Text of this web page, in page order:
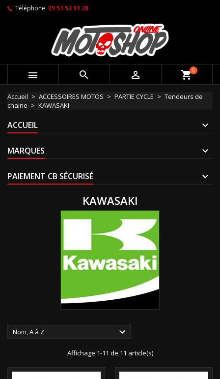
Téléphone: 09 51 53 91 20
   shopping_cart0
Accueil ACCESSOIRES MOTOS PARTIE CYCLE
Tendeurs de
chaine
KAWASAKI
ACCUEIL
MARQUES
PAIEMENT CB SÉCURISÉ
KAWASAKI
Nom, A à Z 
Affichage 1-11 de 11 article(s)